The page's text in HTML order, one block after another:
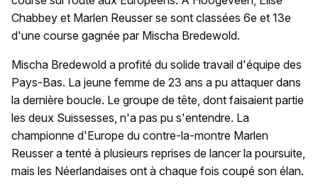
Chabbey et Marlen Reusser se sont classées 6e et 13e
d'une course gagnée par Mischa Bredewold.
Mischa Bredewold a profité du solide travail d'équipe des
Pays-Bas. La jeune femme de 23 ans a pu attaquer dans
la dernière boucle. Le groupe de tête, dont faisaient partie
les deux Suissesses, n'a pas pu s'entendre. La
championne d'Europe du contre-la-montre Marlen
Reusser a tenté à plusieurs reprises de lancer la poursuite,
mais les Néerlandaises ont à chaque fois coupé son élan.